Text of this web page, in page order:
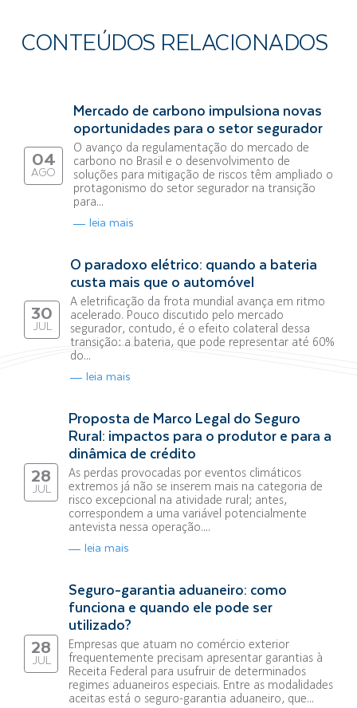
CONTEÚDOS RELACIONADOS
04
AGO
Mercado de carbono impulsiona novas
oportunidades para o setor segurador
O avanço da regulamentação do mercado de
carbono no Brasil e o desenvolvimento de
soluções para mitigação de riscos têm ampliado o
protagonismo do setor segurador na transição
para...
leia mais
30
JUL
O paradoxo elétrico: quando a bateria
custa mais que o automóvel
A eletrificação da frota mundial avança em ritmo
acelerado. Pouco discutido pelo mercado
segurador, contudo, é o efeito colateral dessa
transição: a bateria, que pode representar até 60%
do...
leia mais
28
JUL
Proposta de Marco Legal do Seguro
Rural: impactos para o produtor e para a
dinâmica de crédito
As perdas provocadas por eventos climáticos
extremos já não se inserem mais na categoria de
risco excepcional na atividade rural; antes,
correspondem a uma variável potencialmente
antevista nessa operação....
leia mais
28
JUL
Seguro-garantia aduaneiro: como
funciona e quando ele pode ser
utilizado?
Empresas que atuam no comércio exterior
frequentemente precisam apresentar garantias à
Receita Federal para usufruir de determinados
regimes aduaneiros especiais. Entre as modalidades
aceitas está o seguro-garantia aduaneiro, que...